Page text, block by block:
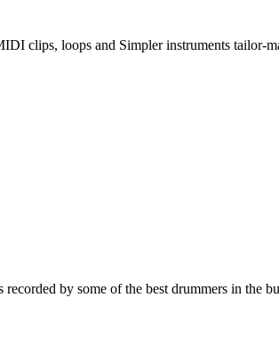
clips, loops and Simpler instruments tailor-
by some of the best drummers in the